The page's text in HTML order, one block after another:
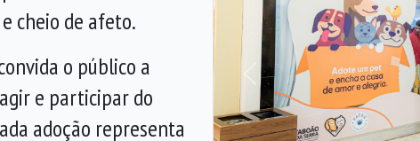
Anterior
cheio de afeto.
o público a
e participar do
adoção representa